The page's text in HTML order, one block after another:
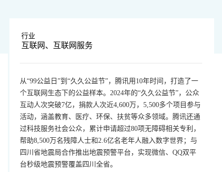
行业
互联网、互联网服务
从“99公益日”到“久久公益节”，腾讯用10年时间，打造了一
个互联网生态下的公益样本。2024年的“久久公益节”，公众
互动人次突破7亿，捐款人次近4,600万，5,500多个项目参与
活动，涵盖教育、医疗、环保、扶贫等众多领域。腾讯还通
过科技服务社会公众，累计申请超过80项无障碍相关专利，
帮助8,500万名残障人士和2.6亿名老年人融入数字世界；与
四川省地震局合作推出地震预警平台，实现微信、QQ双平
台秒级地震预警覆盖四川全省。